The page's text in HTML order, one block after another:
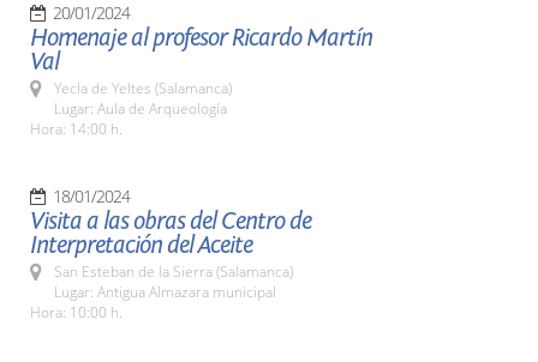
20/01/2024
Homenaje al profesor Ricardo Martín
Val
Yecla de Yeltes (Salamanca)
Lugar: Aula de Arqueología
Hora: 14:00 h.
18/01/2024
Visita a las obras del Centro de
Interpretación del Aceite
San Esteban de la Sierra (Salamanca)
Lugar: Antigua Almazara municipal
Hora: 10:00 h.